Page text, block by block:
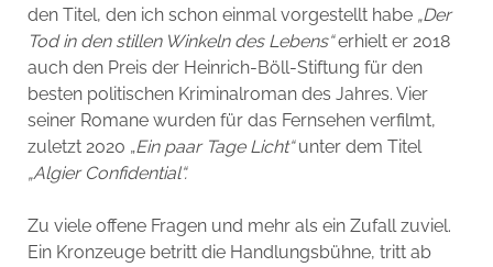
den Titel, den ich schon einmal vorgestellt habe „Der
Tod in den stillen Winkeln des Lebens“erhielt er 2018
auch den Preis der Heinrich-Böll-Stiftung für den
besten politischen Kriminalroman des Jahres. Vier
seiner Romane wurden für das Fernsehen verfilmt,
zuletzt 2020 „Ein paar Tage Licht“unter dem Titel
„Algier Confidential“.
Zu viele offene Fragen und mehr als ein Zufall zuviel.
Ein Kronzeuge betritt die Handlungsbühne, tritt ab